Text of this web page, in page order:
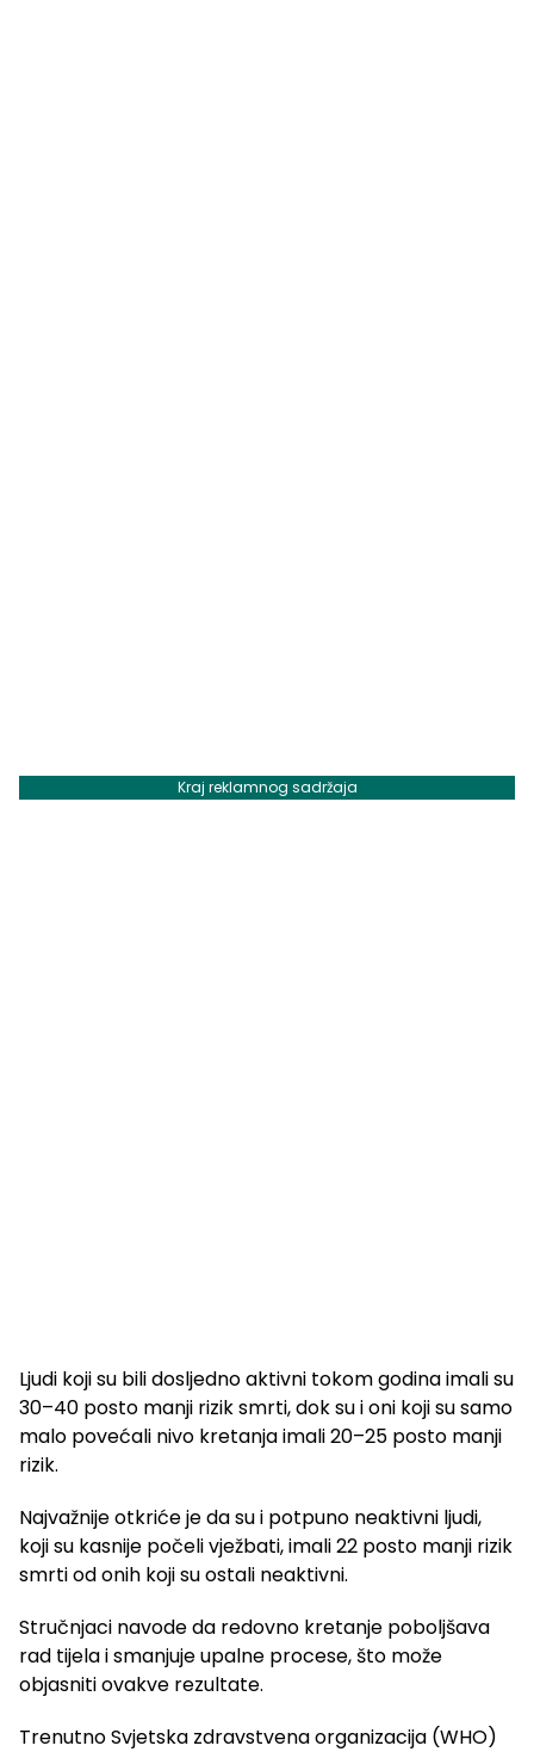
Kraj reklamnog sadržaja
Ljudi koji su bili dosljedno aktivni tokom godina imali su
30–40 posto manji rizik smrti, dok su i oni koji su samo
malo povećali nivo kretanja imali 20–25 posto manji
rizik.
Najvažnije otkriće je da su i potpuno neaktivni ljudi,
koji su kasnije počeli vježbati, imali 22 posto manji rizik
smrti od onih koji su ostali neaktivni.
Stručnjaci navode da redovno kretanje poboljšava
rad tijela i smanjuje upalne procese, što može
objasniti ovakve rezultate.
Trenutno Svjetska zdravstvena organizacija (WHO)